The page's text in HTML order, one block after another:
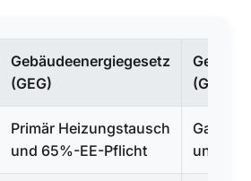
Gebäudeenergiegesetz
(GEG)
(GMG)
Primär Heizungstausch
und 65%-EE-Pflicht
und